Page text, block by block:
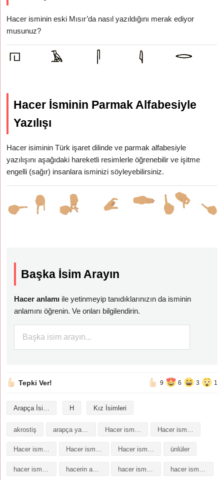
Hacer isminin eski Mısır’da nasıl yazıldığını merak ediyor
musunuz?
Hacer İsminin Parmak Alfabesiyle
Yazılışı
Hacer isiminin Türk işaret dilinde ve parmak alfabesiyle
yazılışını aşağıdaki hareketli resimlerle öğrenebilir ve işitme
engelli (sağır) insanlara isminizi söyleyebilirsiniz.
Başka İsim Arayın
Hacer anlamı ile yetinmeyip tanıdıklarınızın da isminin
anlamını öğrenin. Ve onları bilgilendirin.
Tepki Ver! 9 6 3 1
Arapça İsimler H Kız İsimleri
akrostiş arapça yazılışı
Hacer isminin baş harfleriyle şiir Hacer isminin kökeni Hacer isminin numerolojisi ünlüler
hacerin anlami